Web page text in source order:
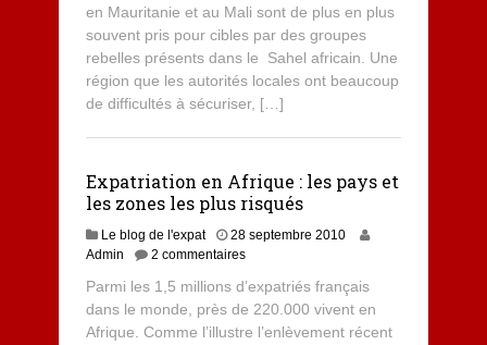
en Mauritanie et au Mali sont de plus en plus
souvent pris pour cibles par des groupes
rebelles présents dans le Sahel africain. Une
région que les autorités locales ont beaucoup
de difficultés à sécuriser, […]
Expatriation en Afrique : les pays et
les zones les plus risqués
Le blog de l'expat
28 septembre 2010
Admin
2 commentaires
Parmi les 1,5 millions d’expatriés français
dans le monde, près de 220.000 vivent en
Afrique. Comme l’illustre l’enlèvement récent